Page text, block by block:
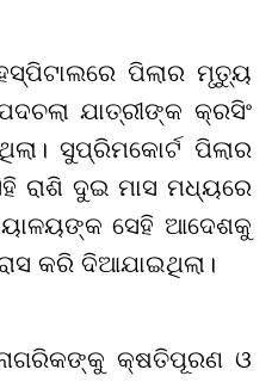
ପିଲାର ମୃତ୍ୟୁ
ଯାତ୍ରୀଙ୍କ କ୍ରସିଂ
ସୁପ୍ରିମକୋର୍ଟ ପିଲାର
ରାଶି ଦୁଇ ମାସ ମଧ୍ୟରେ
ସେହି ଆଦେଶକୁ
କରି ଦିଆଯାଇଥିଲା।
କ୍ଷତିପୂରଣ ଓ